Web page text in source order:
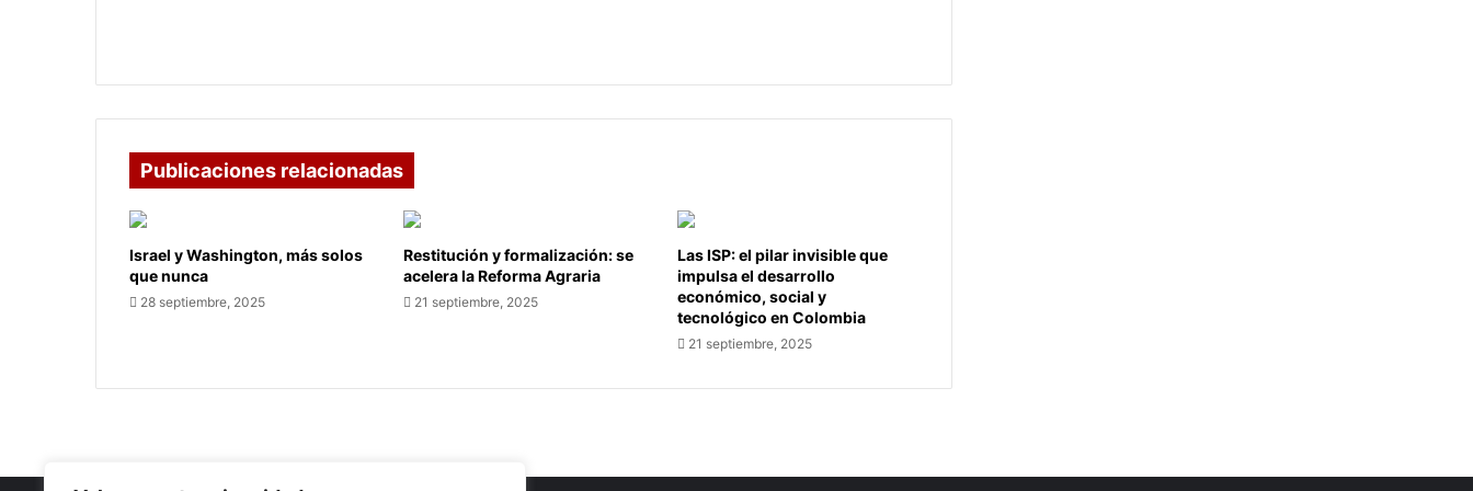
Publicaciones relacionadas
Israel y Washington, más solos
que nunca
28 septiembre, 2025
Restitución y formalización: se
acelera la Reforma Agraria
21 septiembre, 2025
Las ISP: el pilar invisible que
impulsa el desarrollo
económico, social y
tecnológico en Colombia
21 septiembre, 2025